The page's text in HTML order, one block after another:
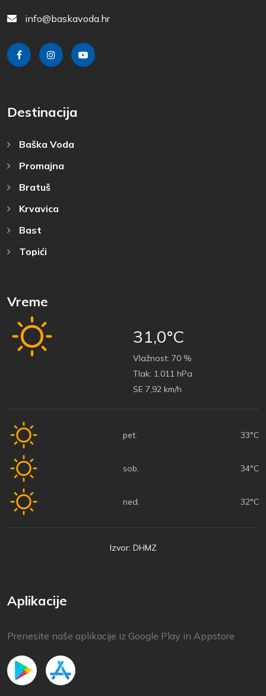
info@baskavoda.hr
Destinacija
Baška Voda
Promajna
Bratuš
Krvavica
Bast
Topići
Vreme
31,0°C
Vlažnost: 70 %
Tlak: 1.011 hPa
SE 7,92 km/h
pet. 33°C
sob. 34°C
ned. 32°C
Izvor: DHMZ
Aplikacije
Prenesite naše aplikacije iz Google Play in Appstore